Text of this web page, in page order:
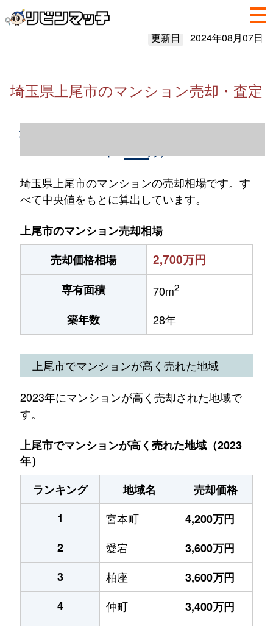
更新日 2024年08月07日
埼玉県上尾市のマンション売却・査定
埼玉県上尾市のマンション売却情報（2023
埼玉県上尾市のマンションの売却相場です。す
べて中央値をもとに算出しています。
上尾市のマンション売却相場
売却価格相場
2,700万円
専有面積 70m2
築年数 28年
上尾市でマンションが高く売れた地域
2023年にマンションが高く売却された地域で
す。
上尾市でマンションが高く売れた地域（2023
年）
ランキング
地域名
売却価格
1
宮本町
4,200万円
2
愛宕
3,600万円
3
柏座
3,600万円
4
仲町
3,400万円